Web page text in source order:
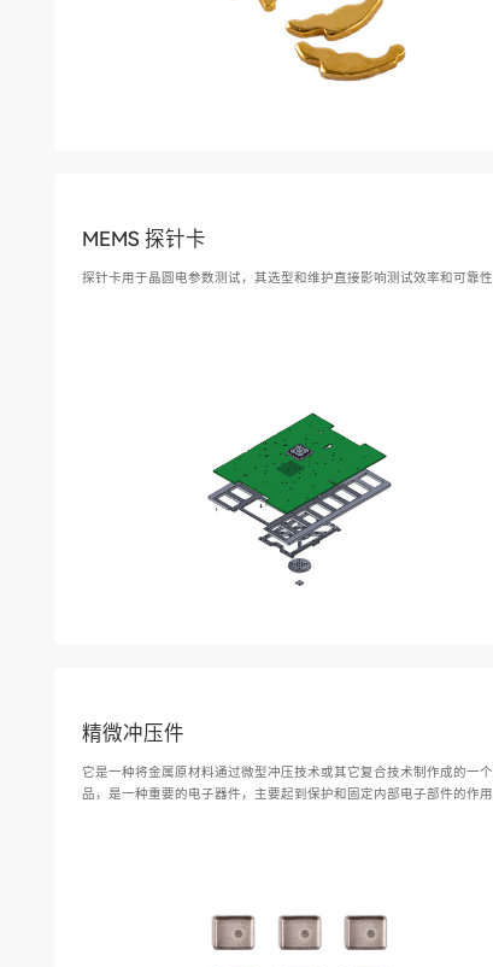
MEMS 探针卡
探针卡用于晶圆电参数测试，其选型和维护直接影响测试效率和可靠性
精微冲压件
它是一种将金属原材料通过微型冲压技术或其它复合技术制作成的一
品，是一种重要的电子器件，主要起到保护和固定内部电子部件的作用